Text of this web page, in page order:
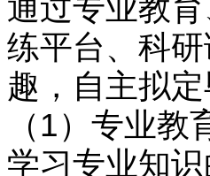
通过专业教
练平台、科
趣，自主拟
（1）专业
学习专业知